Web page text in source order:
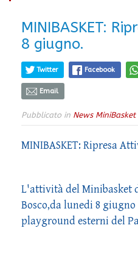
MINIBASKET:
8 giugno.
Twitter Facebook
Email
Pubblicato in News MiniBasket
MINIBASKET: Ripresa
L'attività del Minibasket
Bosco,da lunedi 8
playground esterni del